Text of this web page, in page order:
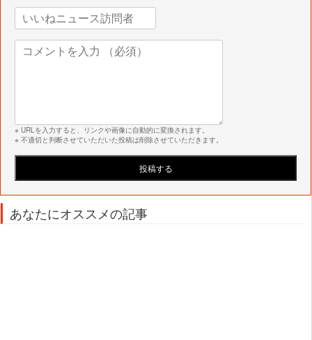
※ URLを入力すると、リンクや画像に自動的に変換されます。
※ 不適切と判断させていただいた投稿は削除させていただきます。
あなたにオススメの記事